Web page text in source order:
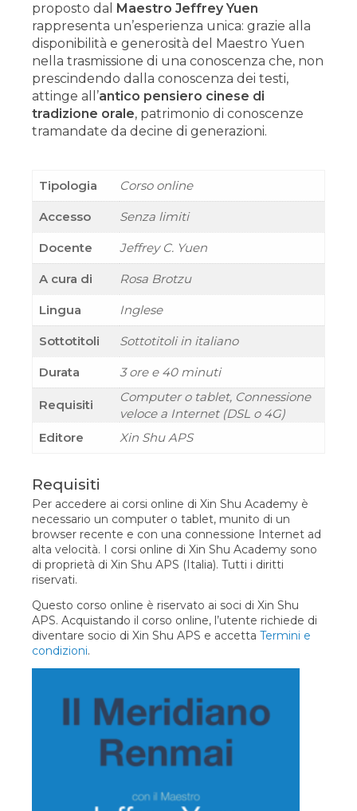
proposto dal
Maestro Jeffrey Yuen
rappresenta un’esperienza unica: grazie alla
disponibilità e generosità del Maestro Yuen
nella trasmissione di una conoscenza che, non
prescindendo dalla conoscenza dei testi,
attinge all’antico pensiero cinese di
tradizione orale, patrimonio di conoscenze
tramandate da decine di generazioni.
Tipologia Corso online
Accesso Senza limiti
Docente Jeffrey C. Yuen
A cura di Rosa Brotzu
Lingua Inglese
Sottotitoli Sottotitoli in italiano
Durata 3 ore e 40 minuti
Requisiti
Computer o tablet, Connessione
veloce a Internet (DSL o 4G)
Editore
Xin Shu APS
Requisiti
Per accedere ai corsi online di Xin Shu Academy è
necessario un computer o tablet, munito di un
browser recente e con una connessione Internet ad
alta velocità. I corsi online di Xin Shu Academy sono
di proprietà di Xin Shu APS (Italia). Tutti i diritti
riservati.
Questo corso online è riservato ai soci di Xin Shu
APS. Acquistando il corso online, l’utente richiede di
diventare socio di Xin Shu APS e accetta Termini e
condizioni.